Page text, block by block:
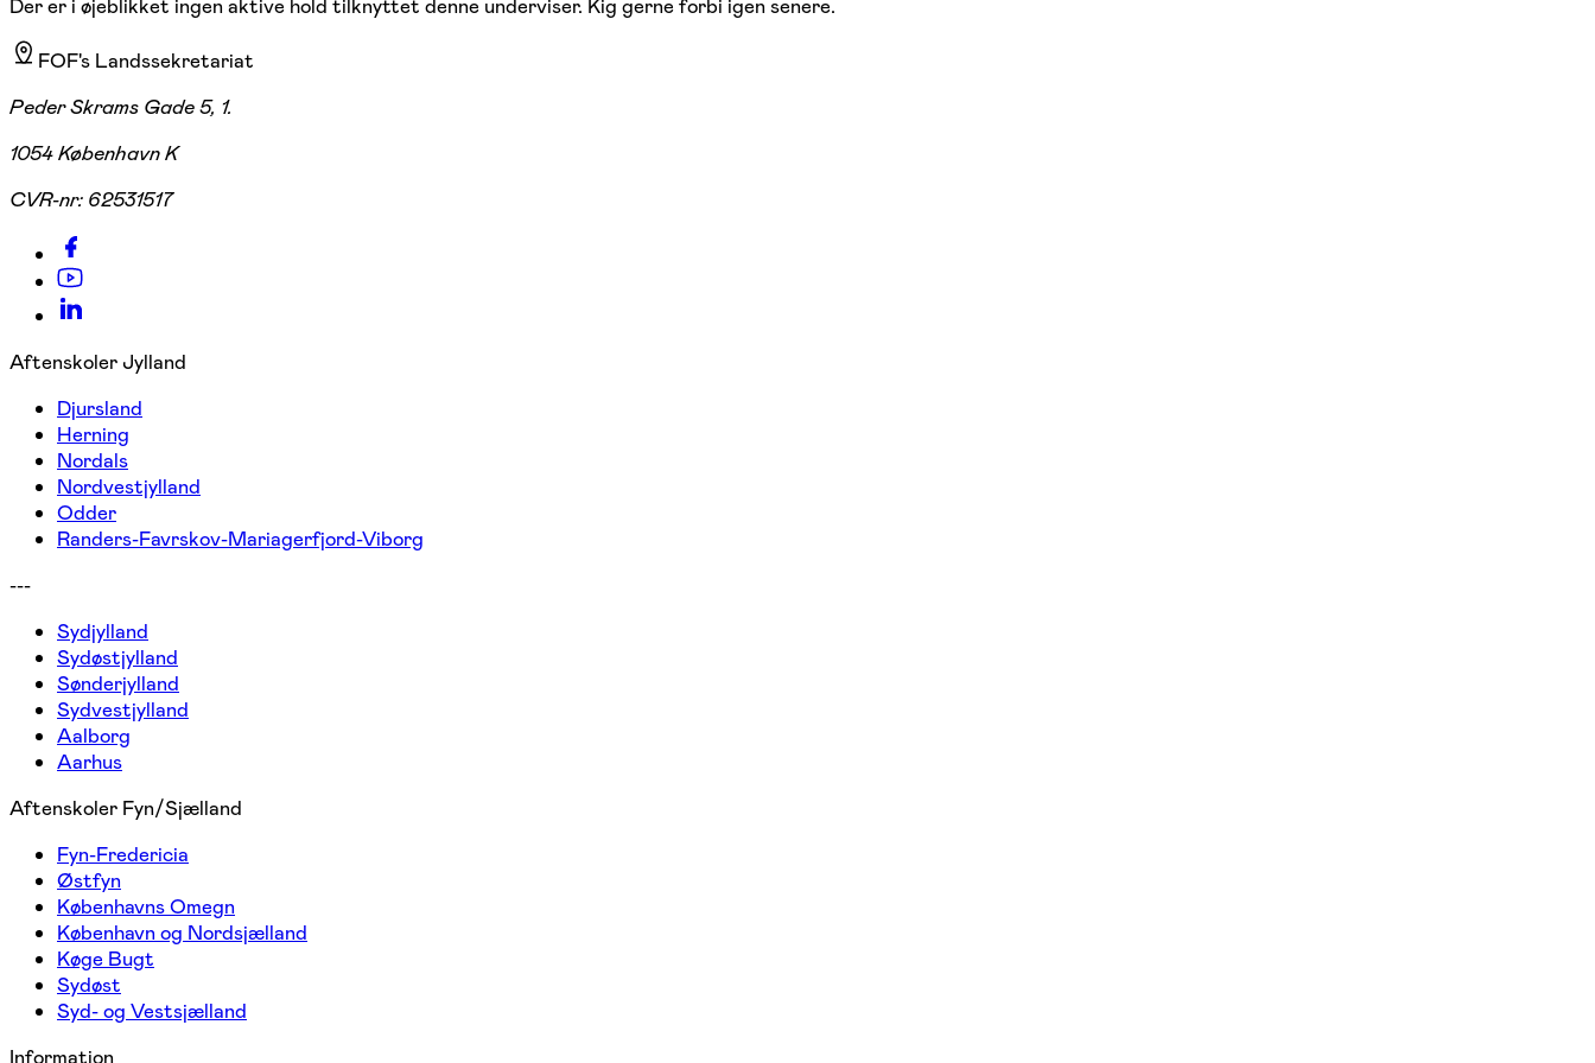
Der er i øjeblikket ingen aktive hold tilknyttet denne underviser. Kig gerne forbi igen senere.
FOF's Landssekretariat
Peder Skrams Gade 5, 1.
1054 København K
CVR-nr: 62531517
Aftenskoler Jylland
Djursland
Herning
Nordals
Nordvestjylland
Odder
Randers-Favrskov-Mariagerfjord-Viborg
---
Sydjylland
Sydøstjylland
Sønderjylland
Sydvestjylland
Aalborg
Aarhus
Aftenskoler Fyn/Sjælland
Fyn-Fredericia
Østfyn
Københavns Omegn
København og Nordsjælland
Køge Bugt
Sydøst
Syd- og Vestsjælland
Information